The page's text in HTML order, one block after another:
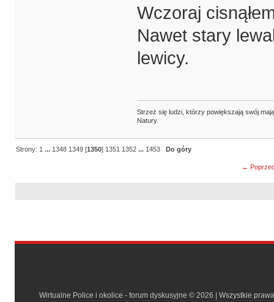
Wczoraj
Nawet stary
lewicy.
Strzeż się ludzi, którzy powiększają swój
Natury.
Strony: 1 ... 1348 1349 [1350] 1351 1352 ... 1453 Do góry
←
Wirtualne Police i okolice - forum dyskusyjne © 2026 | Wszystkie